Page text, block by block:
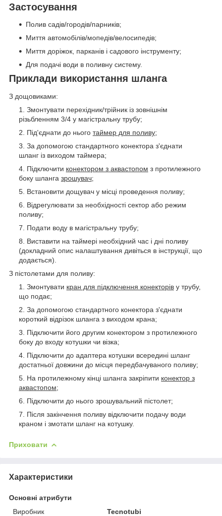
Застосування
Полив садів/городів/парників;
Миття автомобілів/мопедів/велосипедів;
Миття доріжок, парканів і садового інструменту;
Для подачі води в поливну систему.
Приклади використання шланга
З дощовиками:
Змонтувати перехідник/трійник із зовнішнім
різьбленням 3/4 у магістральну трубу;
Під'єднати до нього таймер для поливу;
За допомогою стандартного конектора з'єднати
шланг із виходом таймера;
Підключити конектором з аквастопом з протилежного
боку шланга зрошувач;
Встановити дощувач у місці проведення поливу;
Відрегулювати за необхідності сектор або режим
поливу;
Подати воду в магістральну трубу;
Виставити на таймері необхідний час і дні поливу
(докладний опис налаштування дивіться в інструкції, що
додається).
З пістолетами для поливу:
Змонтувати кран для підключення конекторів у трубу,
що подає;
За допомогою стандартного конектора з'єднати
короткий відрізок шланга з виходом крана;
Підключити його другим конектором з протилежного
боку до входу котушки чи візка;
Підключити до адаптера котушки всередині шланг
достатньої довжини до місця передбачуваного поливу;
На протилежному кінці шланга закріпити конектор з
аквастопом;
Підключити до нього зрошувальний пістолет;
Після закінчення поливу відключити подачу води
краном і змотати шланг на котушку.
Приховати
Характеристики
Основні атрибути
Виробник
Tecnotubi